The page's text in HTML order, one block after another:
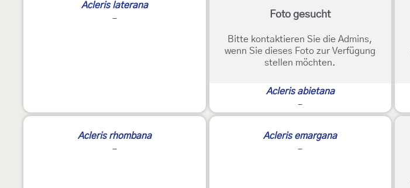
Acleris laterana
- Foto gesucht
Bitte kontaktieren Sie die Admins,
wenn Sie dieses Foto zur Verfügung
stellen möchten.
Acleris abietana
-
Acleris rhombana
-
Acleris emargana
-